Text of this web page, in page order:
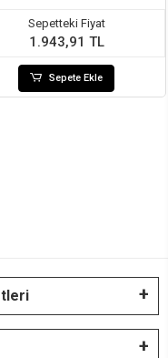
Sepetteki Fiyat
1.943,91 TL
Sepete Ekle